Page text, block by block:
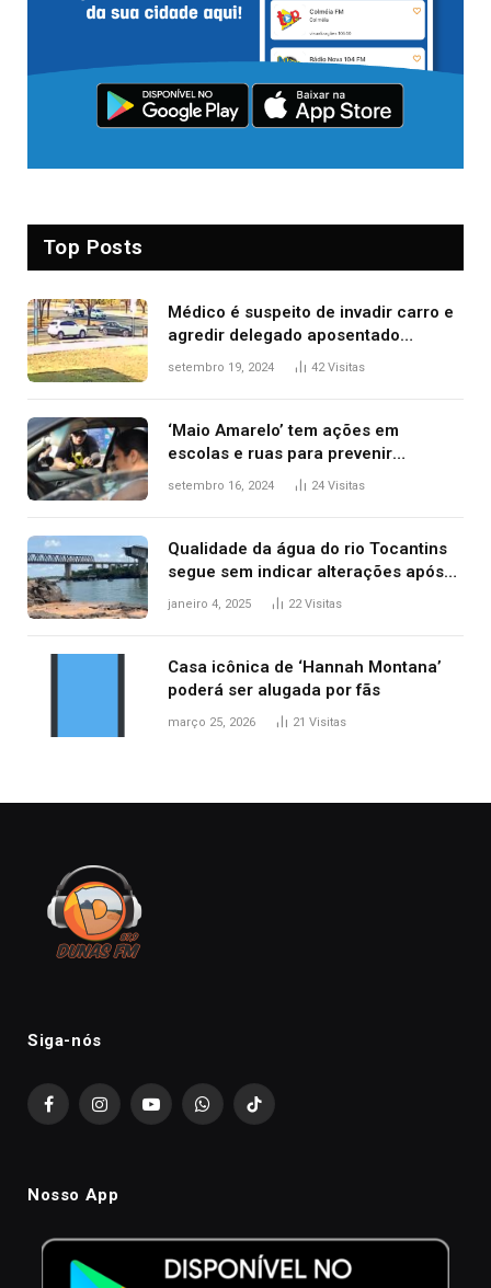
Top Posts
Médico é suspeito de invadir carro e
agredir delegado aposentado
durante confusão no trânsito
setembro 19, 2024 42Visitas
‘Maio Amarelo’ tem ações em
escolas e ruas para prevenir
acidentes no trânsito no AP
setembro 16, 2024 24 Visitas
Qualidade da água do rio Tocantins
segue sem indicar alterações após
desabamento da ponte entre MA e
janeiro 4, 2025 22Visitas
Casa icônica de ‘Hannah Montana’
poderá ser alugada por fãs
março 25, 2026 21 Visitas
Siga-nós
FacebookInstagramYouTubeWhatsAppTikTok
Nosso App